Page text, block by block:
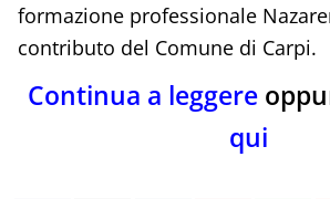
formazione professionale
contributo del Comune di Carpi.
Continua a leggere
qui